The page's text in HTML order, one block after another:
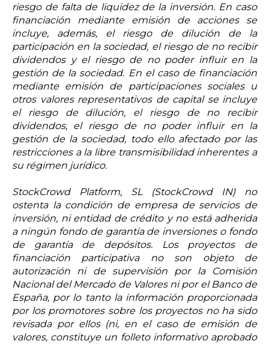
riesgo de falta de liquidez de la inversión. En caso
financiación mediante emisión de acciones se
incluye, además, el riesgo de dilución de la
participación en la sociedad, el riesgo de no recibir
dividendos y el riesgo de no poder influir en la
gestión de la sociedad. En el caso de financiación
mediante emisión de participaciones sociales u
otros valores representativos de capital se incluye
el riesgo de dilución, el riesgo de no recibir
dividendos, el riesgo de no poder influir en la
gestión de la sociedad, todo ello afectado por las
restricciones a la libre transmisibilidad inherentes a
su régimen jurídico.
StockCrowd Platform, SL (StockCrowd IN) no
ostenta la condición de empresa de servicios de
inversión, ni entidad de crédito y no está adherida
a ningún fondo de garantía de inversiones o fondo
de garantía de depósitos. Los proyectos de
financiación participativa no son objeto de
autorización ni de supervisión por la Comisión
Nacional del Mercado de Valores ni por el Banco de
España, por lo tanto la información proporcionada
por los promotores sobre los proyectos no ha sido
revisada por ellos (ni, en el caso de emisión de
valores, constituye un folleto informativo aprobado